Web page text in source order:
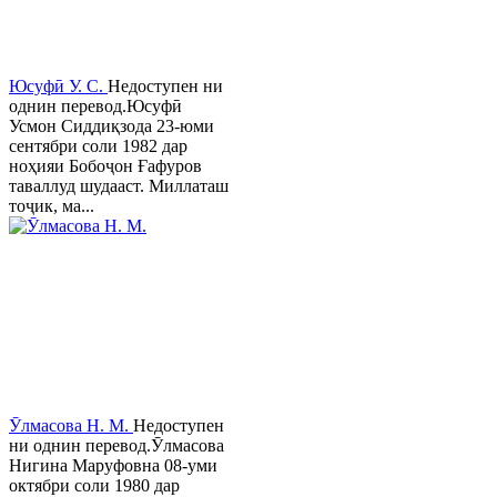
Юсуфӣ У. C. Недоступен ни
однин перевод.Юсуфӣ
Усмон Сиддиқзода 23-юми
сентябри соли 1982 дар
ноҳияи Бобоҷон Ғафуров
таваллуд шудааст. Миллаташ
тоҷик, ма...
Ӯлмасова Н. М. Недоступен
ни однин перевод.Ӯлмасова
Нигина Маруфовна 08-уми
октябри соли 1980 дар